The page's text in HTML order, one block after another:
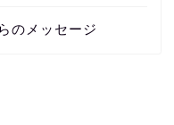
のメッセージ